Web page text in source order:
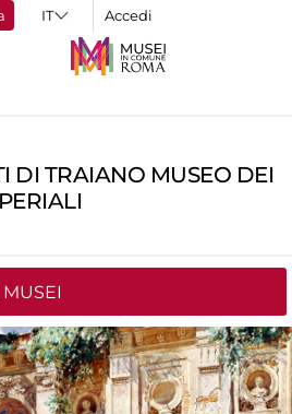
Accedi
DI TRAIANO MUSEO DEI